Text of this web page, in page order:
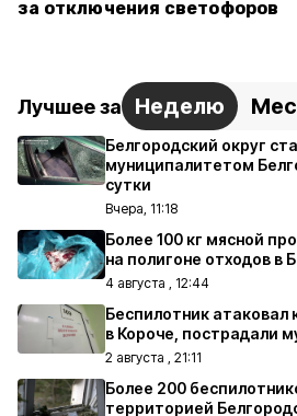
за отключения светофоров
Лучшее за Неделю
Белгородский округ
муниципалитетом
сутки
Вчера, 11:18
Более 100 кг мясной
на полигоне отходов в
4 августа , 12:44
Беспилотник
в Короче, пострадали
2 августа , 21:11
Более 200
территорией